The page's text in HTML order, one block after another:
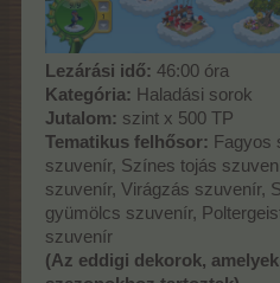
Lezárási idő: 46:00 óra
Kategória: Haladási sorok
Jutalom: szint x 500 TP
Tematikus felhősor: Fagyos
szuvenír, Színes tojás
szuvenír, Virágzás szuvenír,
gyümölcs szuvenír,
szuvenír
(Az eddigi dekorok,